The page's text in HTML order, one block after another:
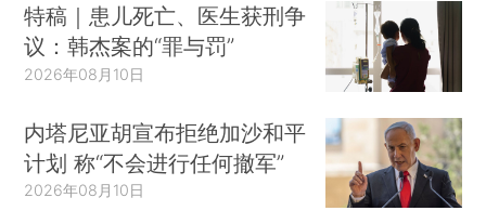
特稿｜患儿死亡、医生获刑争
议：韩杰案的“罪与罚”
2026年08月10日
内塔尼亚胡宣布拒绝加沙和平
计划 称“不会进行任何撤军”
2026年08月10日